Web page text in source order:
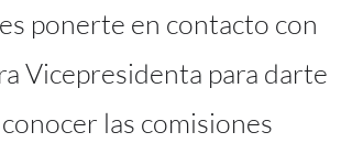
ponerte en contacto con
Vicepresidenta para darte
las comisiones